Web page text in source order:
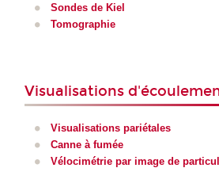
Sondes de Kiel
Tomographie
Visualisations
Visualisations pariétales
Canne à fumée
Vélocimétrie par image de